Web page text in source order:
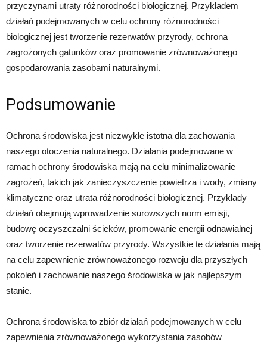
przyczynami utraty różnorodności biologicznej. Przykładem
działań podejmowanych w celu ochrony różnorodności
biologicznej jest tworzenie rezerwatów przyrody, ochrona
zagrożonych gatunków oraz promowanie zrównoważonego
gospodarowania zasobami naturalnymi.
Podsumowanie
Ochrona środowiska jest niezwykle istotna dla zachowania
naszego otoczenia naturalnego. Działania podejmowane w
ramach ochrony środowiska mają na celu minimalizowanie
zagrożeń, takich jak zanieczyszczenie powietrza i wody, zmiany
klimatyczne oraz utrata różnorodności biologicznej. Przykłady
działań obejmują wprowadzenie surowszych norm emisji,
budowę oczyszczalni ścieków, promowanie energii odnawialnej
oraz tworzenie rezerwatów przyrody. Wszystkie te działania mają
na celu zapewnienie zrównoważonego rozwoju dla przyszłych
pokoleń i zachowanie naszego środowiska w jak najlepszym
stanie.
Ochrona środowiska to zbiór działań podejmowanych w celu
zapewnienia zrównoważonego wykorzystania zasobów